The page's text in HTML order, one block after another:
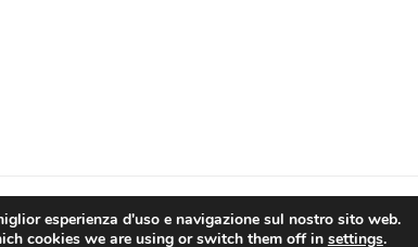
Ionio, 26 - 95014 Giarre (CT) - P.Iva:
esperienza d'uso e navigazione sul nostro sito web.
cookies we are using or switch them off in settings.